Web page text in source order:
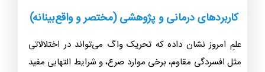
کاربردهای درمانی و پژوهشی (مختصر و واقع‌بینانه)
علمِ امروز نشان داده که تحریک واگ می‌تواند در اختلالاتی
مثل افسردگی مقاوم، برخی موارد صرع، و شرایط التهابی مفید